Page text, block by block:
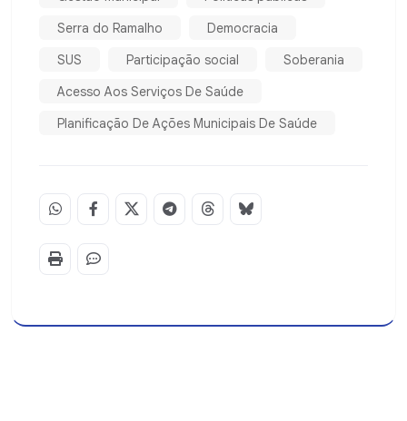
Serra do Ramalho
Democracia
SUS
Participação social
Soberania
Acesso Aos Serviços De Saúde
Planificação De Ações Municipais De Saúde